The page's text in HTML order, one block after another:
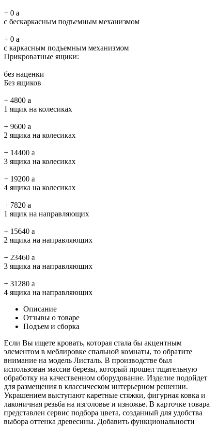
+ 0 a
с бескаркасным подъемным механизмом
+ 0 a
с каркасным подъемным механизмом
Прикроватные ящики:
без наценки
Без ящиков
+ 4800 a
1 ящик на колесиках
+ 9600 a
2 ящика на колесиках
+ 14400 a
3 ящика на колесиках
+ 19200 a
4 ящика на колесиках
+ 7820 a
1 ящик на направляющих
+ 15640 a
2 ящика на направляющих
+ 23460 a
3 ящика на направляющих
+ 31280 a
4 ящика на направляющих
Описание
Отзывы о товаре
Подъем и сборка
Если Вы ищете кровать, которая стала бы акцентным
элементом в меблировке спальной комнаты, то обратите
внимание на модель Листаль. В производстве был
использован массив березы, который прошел тщательную
обработку на качественном оборудование. Изделие подойдет
для размещения в классическом интерьерном решении.
Украшением выступают каретные стяжки, фигурная ковка и
лаконичная резьба на изголовье и изножье. В карточке товара
представлен сервис подбора цвета, созданный для удобства
выбора оттенка древесины. Добавить функциональности